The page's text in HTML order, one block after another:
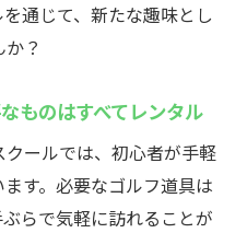
通じて、新たな趣味とし
？
ものはすべてレンタル
ールでは、初心者が手軽
す。必要なゴルフ道具は
らで気軽に訪れることが